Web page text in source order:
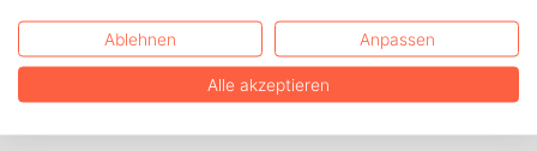
Ablehnen Anpassen
Alle akzeptieren